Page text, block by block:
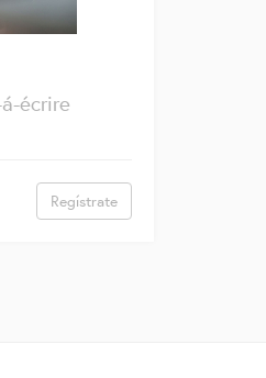
écrire
Regístrate